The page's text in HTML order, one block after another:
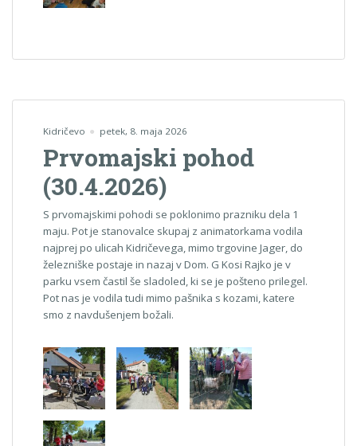
Kidričevo petek, 8. maja 2026
Prvomajski pohod
(30.4.2026)
S prvomajskimi pohodi se poklonimo prazniku dela 1
maju. Pot je stanovalce skupaj z animatorkama vodila
najprej po ulicah Kidričevega, mimo trgovine Jager, do
železniške postaje in nazaj v Dom. G Kosi Rajko je v
parku vsem častil še sladoled, ki se je pošteno prilegel.
Pot nas je vodila tudi mimo pašnika s kozami, katere
smo z navdušenjem božali.